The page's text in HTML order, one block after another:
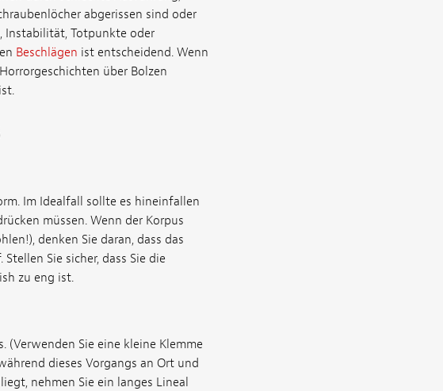
abgerissen sind oder
Instabilität, Totpunkte oder
Beschlägen ist entscheidend. Wenn
über Bolzen
Im Idealfall sollte es hineinfallen
müssen. Wenn der Korpus
denken Sie daran, dass das
Sie sicher, dass Sie die
zu eng ist.
(Verwenden Sie eine kleine Klemme
dieses Vorgangs an Ort und
nehmen Sie ein langes Lineal